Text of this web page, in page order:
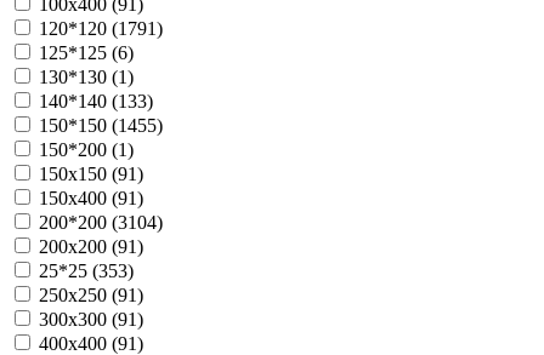
120*120 (1791)
125*125 (6)
130*130 (1)
140*140 (133)
150*150 (1455)
150*200 (1)
150х150 (91)
150х400 (91)
200*200 (3104)
200х200 (91)
25*25 (353)
250х250 (91)
300х300 (91)
400х400 (91)